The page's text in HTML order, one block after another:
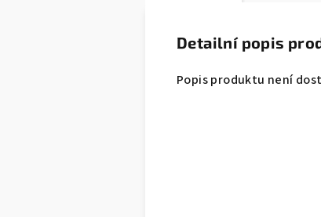
Detailní popis
Popis produktu není